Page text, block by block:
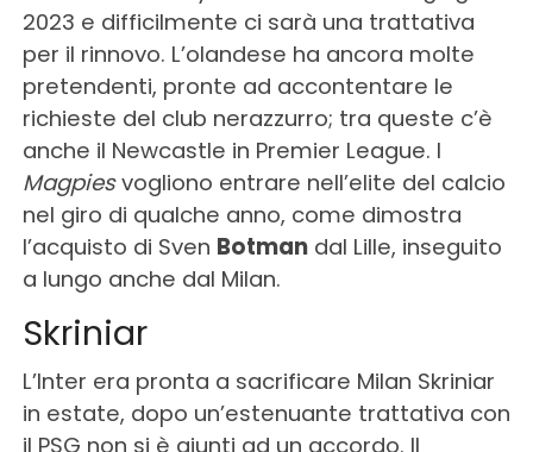
2023 e difficilmente ci sarà una trattativa
per il rinnovo. L’olandese ha ancora molte
pretendenti, pronte ad accontentare le
richieste del club nerazzurro; tra queste c’è
anche il Newcastle in Premier League. I
Magpiesvogliono entrare nell’elite del calcio
nel giro di qualche anno, come dimostra
l’acquisto di Sven Botmandal Lille, inseguito
a lungo anche dal Milan.
Skriniar
L’Inter era pronta a sacrificare Milan Skriniar
in estate, dopo un’estenuante trattativa con
il PSG non si è giunti ad un accordo. Il